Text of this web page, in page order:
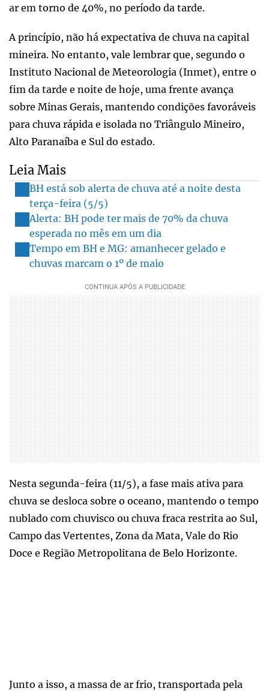
ar em torno de 40%, no período da tarde.
A princípio, não há expectativa de chuva na capital
mineira. No entanto, vale lembrar que, segundo o
Instituto Nacional de Meteorologia (Inmet), entre o
fim da tarde e noite de hoje, uma frente avança
sobre Minas Gerais, mantendo condições favoráveis
para chuva rápida e isolada no Triângulo Mineiro,
Alto Paranaíba e Sul do estado.
Leia Mais
BH está sob alerta de chuva até a noite desta
terça-feira (5/5)
Alerta: BH pode ter mais de 70% da chuva
esperada no mês em um dia
Tempo em BH e MG: amanhecer gelado e
chuvas marcam o 1º de maio
Nesta segunda-feira (11/5), a fase mais ativa para
chuva se desloca sobre o oceano, mantendo o tempo
nublado com chuvisco ou chuva fraca restrita ao Sul,
Campo das Vertentes, Zona da Mata, Vale do Rio
Doce e Região Metropolitana de Belo Horizonte.
Junto a isso, a massa de ar frio, transportada pela